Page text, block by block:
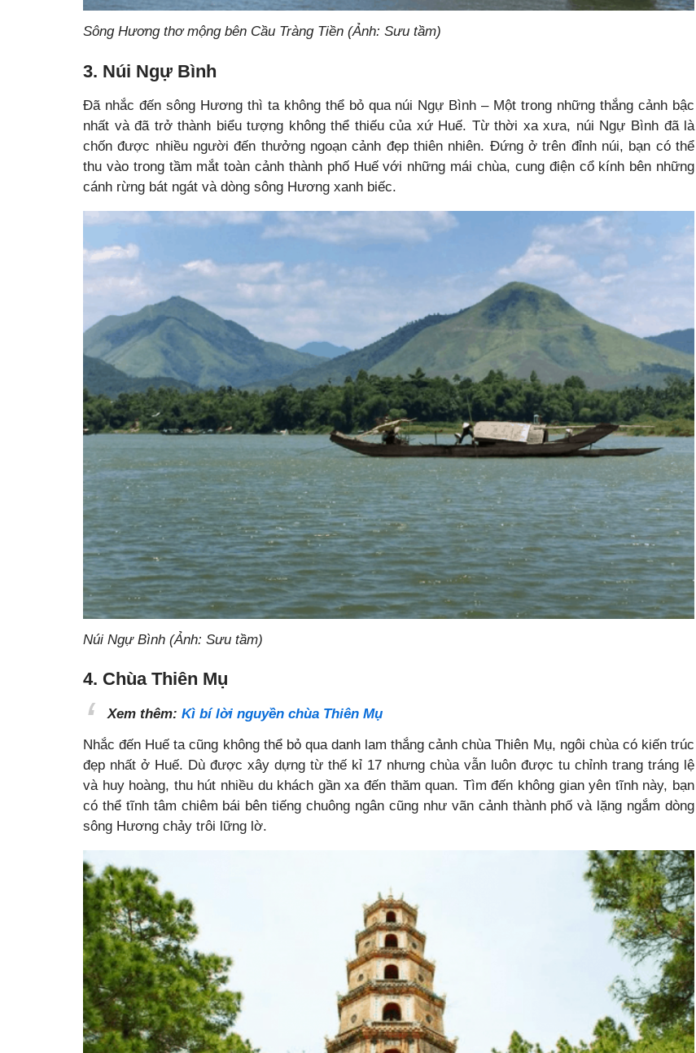
Sông Hương thơ mộng bên Cầu Tràng Tiền (Ảnh: Sưu tầm)
3. Núi Ngự Bình
Đã nhắc đến sông Hương thì ta không thể bỏ qua núi Ngự Bình – Một trong những thắng cảnh bậc
nhất và đã trở thành biểu tượng không thể thiếu của xứ Huế. Từ thời xa xưa, núi Ngự Bình đã là
chốn được nhiều người đến thưởng ngoạn cảnh đẹp thiên nhiên. Đứng ở trên đỉnh núi, bạn có thể
thu vào trong tầm mắt toàn cảnh thành phố Huế với những mái chùa, cung điện cổ kính bên những
cánh rừng bát ngát và dòng sông Hương xanh biếc.
Núi Ngự Bình (Ảnh: Sưu tầm)
4. Chùa Thiên Mụ
Xem thêm:Kì bí lời nguyền chùa Thiên Mụ
Nhắc đến Huế ta cũng không thể bỏ qua danh lam thắng cảnh chùa Thiên Mụ, ngôi chùa có kiến trúc
đẹp nhất ở Huế. Dù được xây dựng từ thế kỉ 17 nhưng chùa vẫn luôn được tu chỉnh trang tráng lệ
và huy hoàng, thu hút nhiều du khách gần xa đến thăm quan. Tìm đến không gian yên tĩnh này, bạn
có thể tĩnh tâm chiêm bái bên tiếng chuông ngân cũng như vãn cảnh thành phố và lặng ngắm dòng
sông Hương chảy trôi lững lờ.